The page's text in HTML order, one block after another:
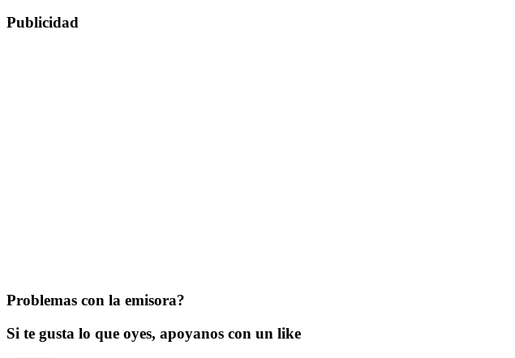
Publicidad
Problemas con la emisora?
Si te gusta lo que oyes, apoyanos con un like